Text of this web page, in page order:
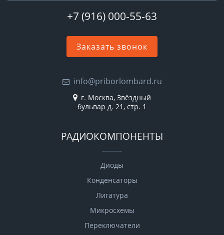
+7 (916) 000-55-63
Заказать звонок
info@priborlombard.ru
г. Москва, Звёздный
бульвар д. 21, стр. 1
РАДИОКОМПОНЕНТЫ
Диоды
Конденсаторы
Лигатура
Микросхемы
Переключатели